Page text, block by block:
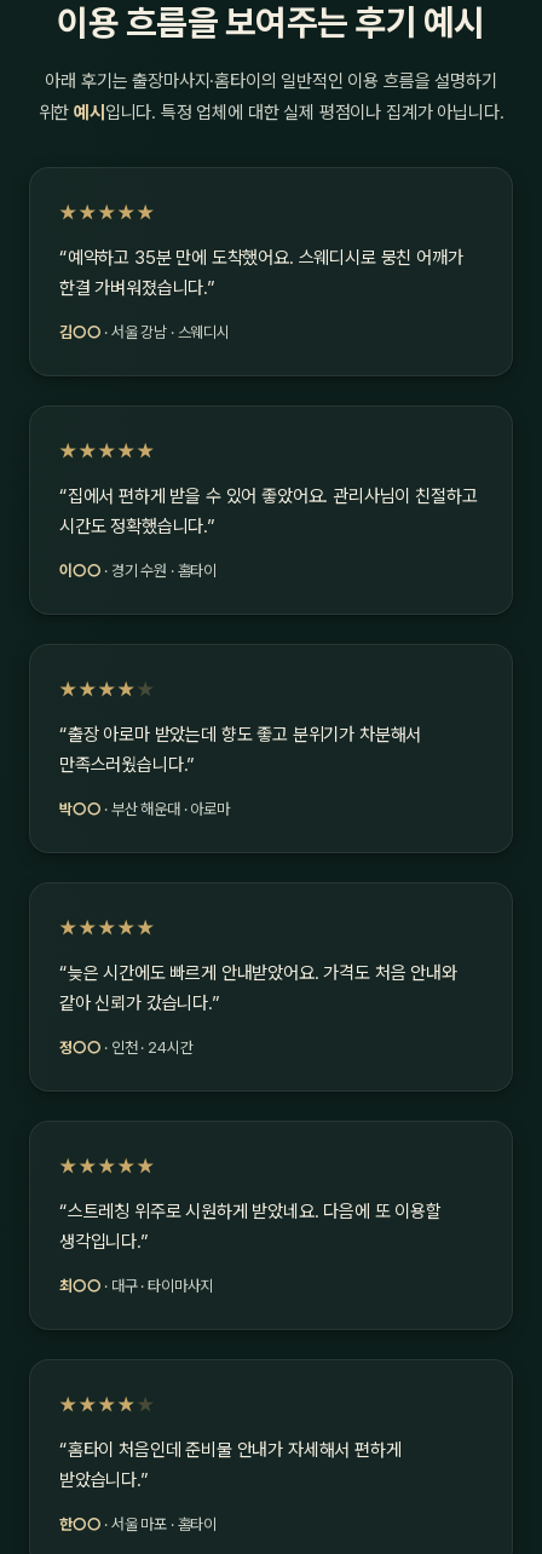
이용 흐름을 보여주는 후기 예시
아래 후기는 출장마사지·홈타이의 일반적인 이용 흐름을 설명하기
위한예시 입니다. 특정 업체에 대한 실제 평점이나 집계가 아닙니다.
★★★★★
“예약하고 35분 만에 도착했어요. 스웨디시로 뭉친 어깨가
한결 가벼워졌습니다.”
김○○ · 서울 강남 · 스웨디시
★★★★★
“집에서 편하게 받을 수 있어 좋았어요. 관리사님이 친절하고
시간도 정확했습니다.”
이○○ · 경기 수원 · 홈타이
★★★★ ★
“출장 아로마 받았는데 향도 좋고 분위기가 차분해서
만족스러웠습니다.”
박○○ · 부산 해운대 · 아로마
★★★★★
“늦은 시간에도 빠르게 안내받았어요. 가격도 처음 안내와
같아 신뢰가 갔습니다.”
정○○ · 인천 · 24시간
★★★★★
“스트레칭 위주로 시원하게 받았네요. 다음에 또 이용할
생각입니다.”
최○○ · 대구 · 타이마사지
★★★★ ★
“홈타이 처음인데 준비물 안내가 자세해서 편하게
받았습니다.”
한○○ · 서울 마포 · 홈타이